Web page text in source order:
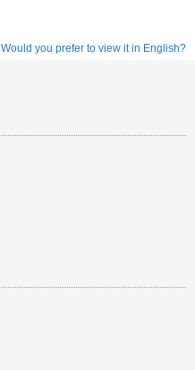
Would you prefer to view it in English?